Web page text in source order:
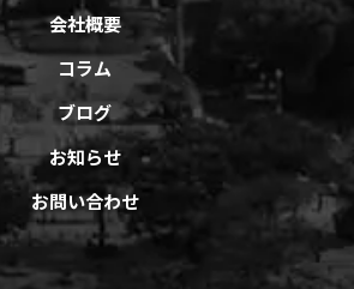
会社概要
コラム
ブログ
お知らせ
お問い合わせ